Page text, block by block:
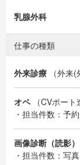
乳腺外科
仕事の種類
外来診療 （外来(
オペ（CVポート
・担当件数：予
画像診断（読影）
・担当件数：写